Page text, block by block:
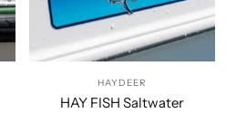
HAYDEER
HAY FISH Saltwater